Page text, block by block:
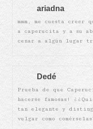
ariadna
mmm, me cuesta creer
a caperucita y a su
cenar a algún lugar
Dedé
Prueba de que
hacerse famosas!
tan elegante y
vulgar como